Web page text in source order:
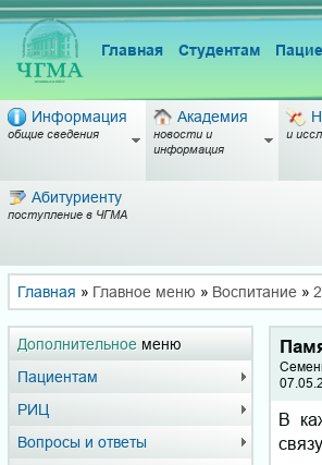
Главная Студентам
Информация
общие сведения
Академия
новости и
информация
и
Абитуриенту
поступление в ЧГМА
Главная » Главное меню » Воспитание »
Дополнительное меню
Пациентам
РИЦ
Вопросы и ответы
В